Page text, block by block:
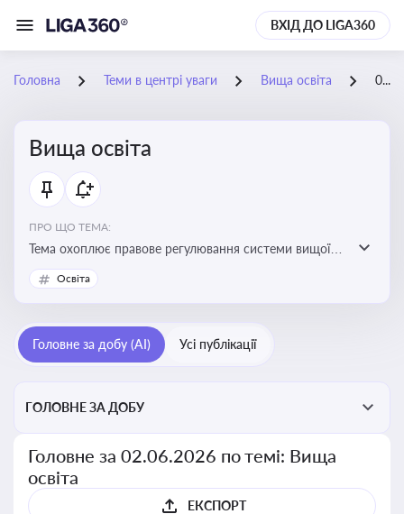
ВХІД ДО LIGA360
Головна Теми в центрі уваги Вища освіта 02-06-2026
Вища освіта
ПРО ЩО ТЕМА:
Тема охоплює правове регулювання системи вищої
освіти, освітніх рівнів та кваліфікацій в Україні
Освіта
Головне за добу (AI) Усі публікації
ГОЛОВНЕ ЗА ДОБУ
Головне за 02.06.2026 по темі: Вища
освіта
ЕКСПОРТ